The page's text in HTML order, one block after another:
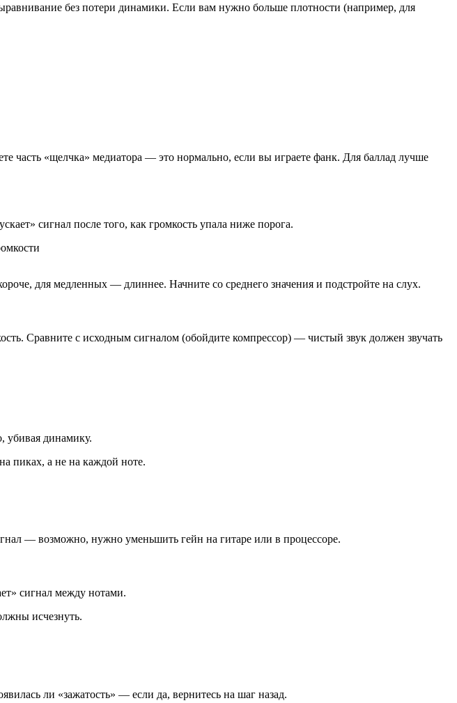
без потери динамики. Если вам нужно больше плотности (например, для
часть «щелчка» медиатора — это нормально, если вы играете фанк. Для баллад лучше
сигнал после того, как громкость упала ниже порога.
для медленных — длиннее. Начните со среднего значения и подстройте на слух.
Сравните с исходным сигналом (обойдите компрессор) — чистый звук должен звучать
убивая динамику.
пиках, а не на каждой ноте.
— возможно, нужно уменьшить гейн на гитаре или в процессоре.
сигнал между нотами.
исчезнуть.
ли «зажатость» — если да, вернитесь на шаг назад.